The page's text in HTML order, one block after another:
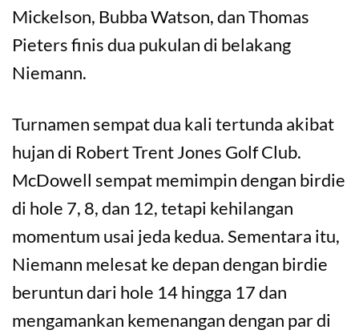
Mickelson, Bubba Watson, dan Thomas
Pieters finis dua pukulan di belakang
Niemann.
Turnamen sempat dua kali tertunda akibat
hujan di Robert Trent Jones Golf Club.
McDowell sempat memimpin dengan birdie
di hole 7, 8, dan 12, tetapi kehilangan
momentum usai jeda kedua. Sementara itu,
Niemann melesat ke depan dengan birdie
beruntun dari hole 14 hingga 17 dan
mengamankan kemenangan dengan par di